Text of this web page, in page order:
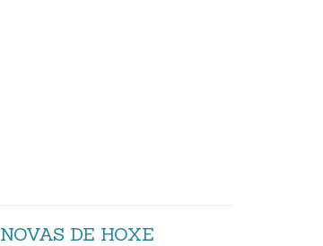
NOVAS DE HOXE